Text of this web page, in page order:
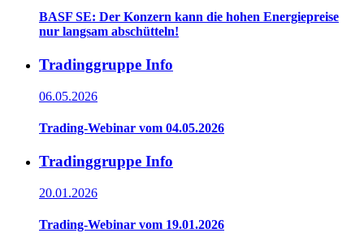
BASF SE: Der Konzern kann die hohen Energiepreise
nur langsam abschütteln!
Tradinggruppe Info
06.05.2026
Trading-Webinar vom 04.05.2026
Tradinggruppe Info
20.01.2026
Trading-Webinar vom 19.01.2026